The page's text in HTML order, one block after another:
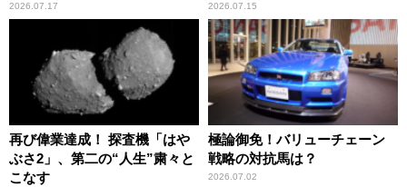
2026.07.17 2026.07.15
再び偉業達成！ 探査機「はや
ぶさ2」、第二の“人生”粛々と
こなす
極論御免！バリューチェーン
戦略の対抗馬は？
2026.07.02